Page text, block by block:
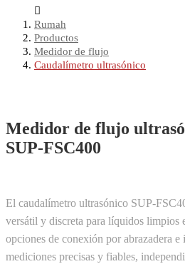
Rumah
Productos
Medidor de flujo
Caudalímetro ultrasónico
Medidor de flujo
SUP-FSC400
El caudalímetro ultrasónico SUP-
versátil y discreta para líquidos limpios
opciones de conexión por abrazadera e
mediciones precisas y fiables,